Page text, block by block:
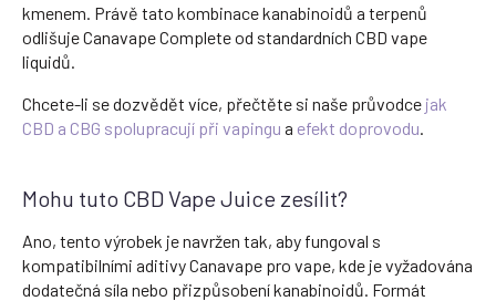
kmenem. Právě tato kombinace kanabinoidů a terpenů
odlišuje Canavape Complete od standardních CBD vape
liquidů.
Chcete-li se dozvědět více, přečtěte si naše průvodce jak
CBD a CBG spolupracují při vapingu a efekt doprovodu
Mohu tuto CBD Vape Juice zesílit?
Ano, tento výrobek je navržen tak, aby fungoval s
kompatibilními aditivy Canavape pro vape, kde je vyžadována
dodatečná síla nebo přizpůsobení kanabinoidů. Formát